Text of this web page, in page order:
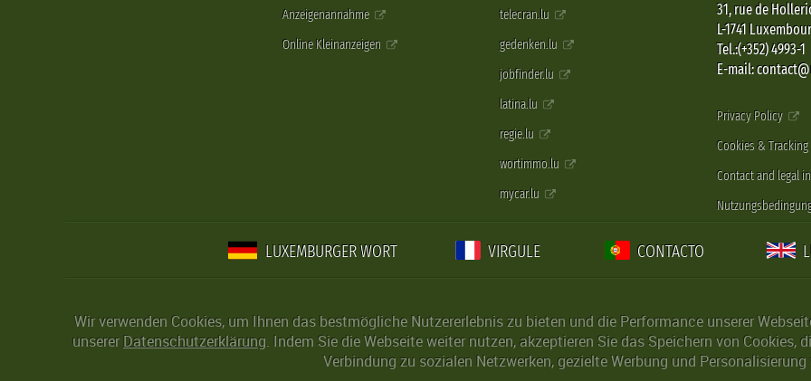
Anzeigenannahme
Online Kleinanzeigen
telecran.lu
gedenken.lu
jobfinder.lu
latina.lu
regie.lu
wortimmo.lu
mycar.lu
31, rue de
L-1741
Tel.:(+352) 4993-1
E-mail:
Privacy Policy
Cookies & Tracking
Contact and legal
LUXEMBURGER WORT VIRGULE CONTACTO
Wir verwenden Cookies, um Ihnen das bestmögliche Nutzererlebnis zu bieten und die Performance unserer
unserer Datenschutzerklärung. Indem Sie die Webseite weiter nutzen, akzeptieren Sie das Speichern von
Verbindung zu sozialen Netzwerken, gezielte Werbung und